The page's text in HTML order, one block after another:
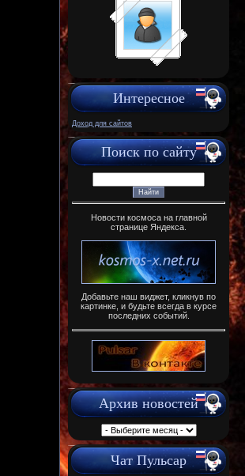
Интересное
Доход для сайтов
Поиск по сайту
Новости космоса на главной
странице Яндекса.
Добавьте наш виджет, кликнув по
картинке, и будьте всегда в курсе
последних событий.
Архив новостей
Чат Пульсар